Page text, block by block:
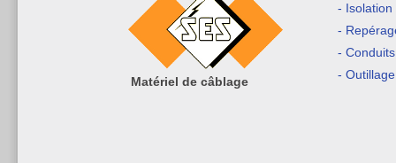
Matériel de câblage
- Isolation
-
-
-